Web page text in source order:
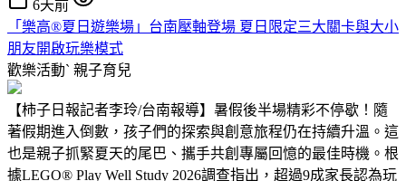
6天前
「樂高®夏日遊樂場」台南壓軸登場 夏日限定三大關卡與大小
朋友開啟玩樂模式
歡樂活動ˋ 親子育兒
【柿子日報記者李玲/台南報導】暑假後半場精彩不停歇！隨
著假期進入倒數，孩子們的探索與創意旅程仍在持續升溫。這
也是親子抓緊夏天的尾巴、攜手共創專屬回憶的最佳時機。根
據LEGO® Play Well Study 2026調查指出，超過9成家長認為玩